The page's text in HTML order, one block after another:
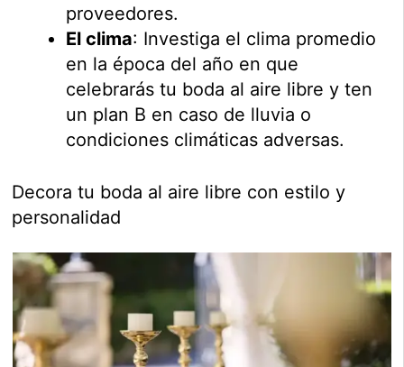
proveedores.
El clima: Investiga el clima promedio
en la época del año en que
celebrarás tu boda al aire libre y ten
un plan B en caso de lluvia o
condiciones climáticas adversas.
Decora tu boda al aire libre con estilo y
personalidad